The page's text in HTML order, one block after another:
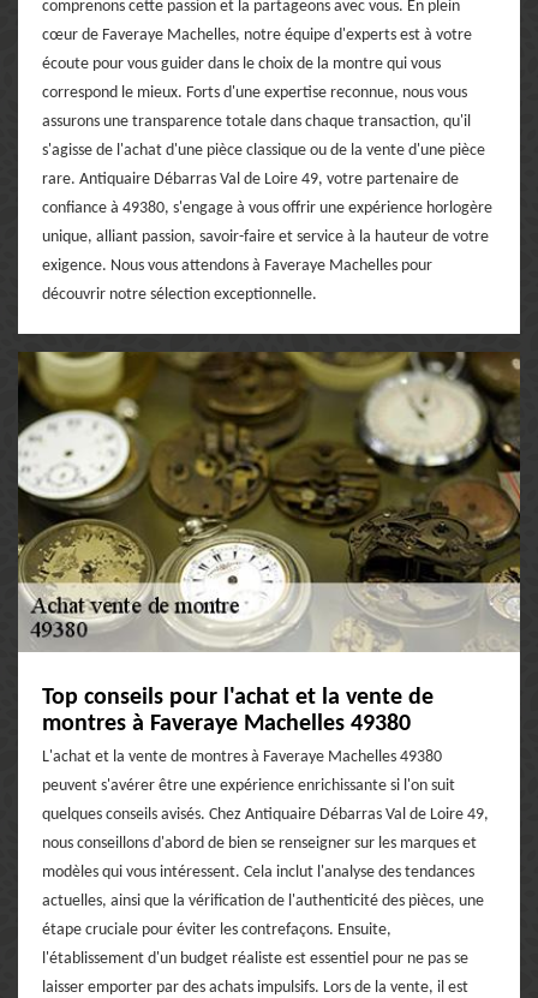
comprenons cette passion et la partageons avec vous. En plein
cœur de Faveraye Machelles, notre équipe d'experts est à votre
écoute pour vous guider dans le choix de la montre qui vous
correspond le mieux. Forts d'une expertise reconnue, nous vous
assurons une transparence totale dans chaque transaction, qu'il
s'agisse de l'achat d'une pièce classique ou de la vente d'une pièce
rare. Antiquaire Débarras Val de Loire 49, votre partenaire de
confiance à 49380, s'engage à vous offrir une expérience horlogère
unique, alliant passion, savoir-faire et service à la hauteur de votre
exigence. Nous vous attendons à Faveraye Machelles pour
découvrir notre sélection exceptionnelle.
Top conseils pour l'achat et la vente de
montres à Faveraye Machelles 49380
L'achat et la vente de montres à Faveraye Machelles 49380
peuvent s'avérer être une expérience enrichissante si l'on suit
quelques conseils avisés. Chez Antiquaire Débarras Val de Loire 49,
nous conseillons d'abord de bien se renseigner sur les marques et
modèles qui vous intéressent. Cela inclut l'analyse des tendances
actuelles, ainsi que la vérification de l'authenticité des pièces, une
étape cruciale pour éviter les contrefaçons. Ensuite,
l'établissement d'un budget réaliste est essentiel pour ne pas se
laisser emporter par des achats impulsifs. Lors de la vente, il est